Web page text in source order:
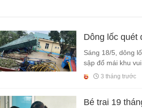
Dông lốc quét
Sáng 18/5, dông
sập đổ mái khu
3 tháng trước
Bé trai 19